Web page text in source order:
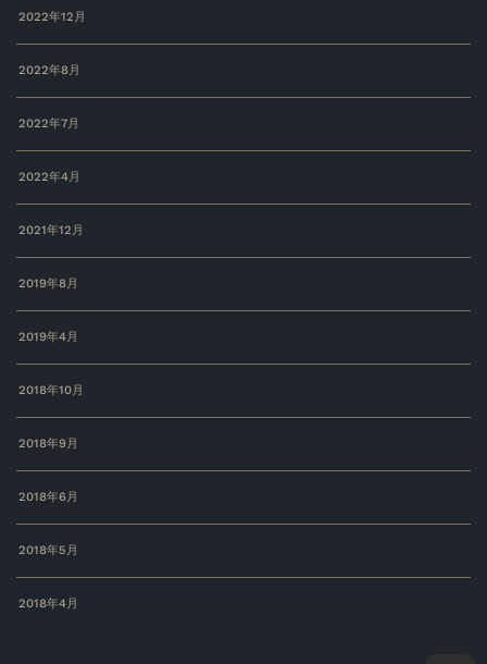
2022年12月
2022年8月
2022年7月
2022年4月
2021年12月
2019年8月
2019年4月
2018年10月
2018年9月
2018年6月
2018年5月
2018年4月